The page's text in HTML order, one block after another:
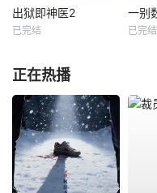
出狱即神医2
已完结 已完结
正在热播